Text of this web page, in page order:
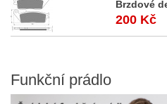
Brzdové
200 Kč
Funkční prádlo